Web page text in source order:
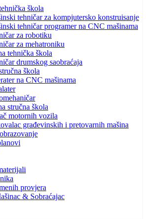
škola
tehničar za kompjutersko konstruisanje
tehničar programer na CNC mašinama
za robotiku
za mehatroniku
tehnička škola
drumskog saobraćaja
škola
na CNC mašinama
stručna škola
motornih vozila
građevinskih i pretovarnih mašina
provjera
& Sobraćajac